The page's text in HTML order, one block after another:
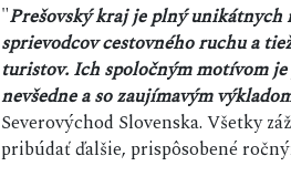
"Prešovský kraj je plný unikátnych
sprievodcov cestovného ruchu a
turistov. Ich spoločným motívom
nevšedne a so zaujímavým
Severovýchod Slovenska. Všetky
pribúdať ďalšie, prispôsobené